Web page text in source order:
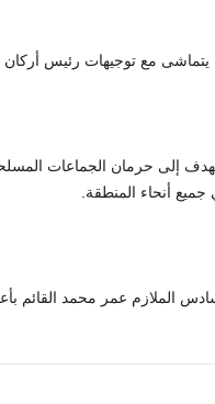
مع توجيهات رئيس أركان
تهدف إلى حرمان الجماعات
أنحاء المنطقة.
الملازم عمر محمد القائم